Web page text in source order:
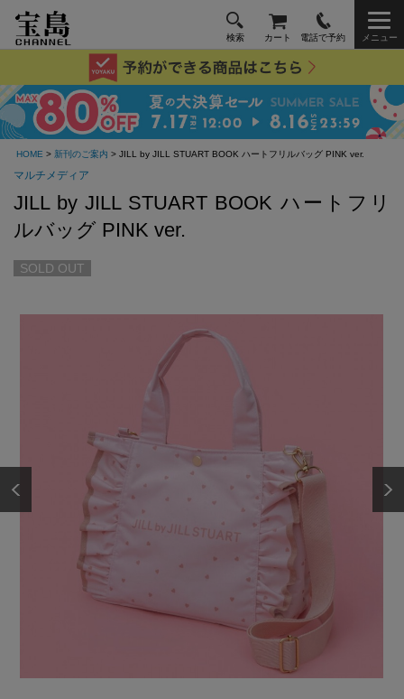
検索 カート 電話で予約 メニュー
HOME > 新刊のご案内 > JILL by JILL STUART BOOK ハートフリルバッグ PINK ver.
マルチメディア
JILL by JILL STUART BOOK ハートフリ
ルバッグ PINK ver.
SOLD OUT